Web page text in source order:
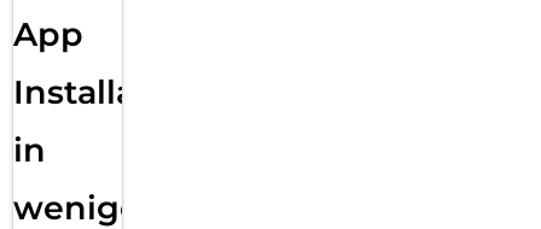
App
Installation
in
wenigen